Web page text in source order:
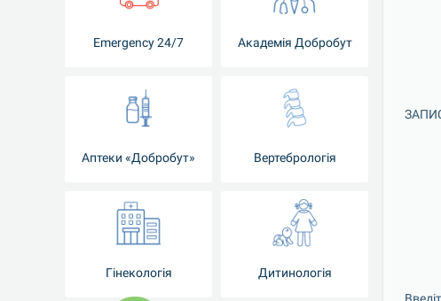
Emergency 24/7 Академія Добробут
Аптеки «Добробут» Вертебрологія
Гінекологія Дитинологія